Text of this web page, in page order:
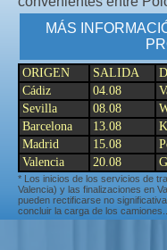
MÁS
ORIGEN SALIDA
Cádiz
04.08
Sevilla
08.08
Barcelona
13.08
Madrid
15.08
Valencia
20.08
* Los inicios de los servicios de
Valencia) y las finalizaciones en
pueden rectificarse no
concluir la carga de los camiones..